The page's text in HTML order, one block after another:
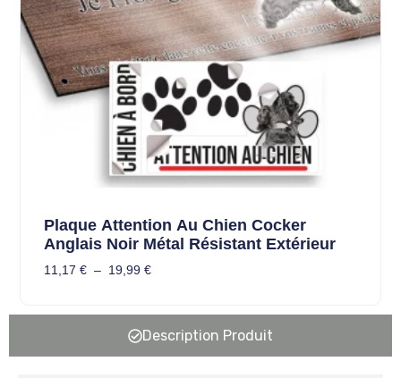
Plaque Attention Au Chien Cocker
Anglais Noir Métal Résistant Extérieur
11,17 € – 19,99 €
Description Produit